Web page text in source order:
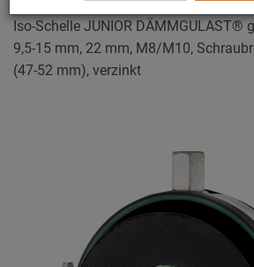
Iso-Schelle JUNIOR DÄMMGULAST®
9,5-15 mm, 22 mm, M8/M10,
(47-52 mm), verzinkt